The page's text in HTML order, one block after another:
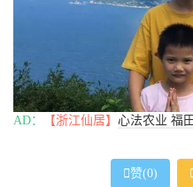
AD： 【浙江仙居】 心法农业 福
赞(0)